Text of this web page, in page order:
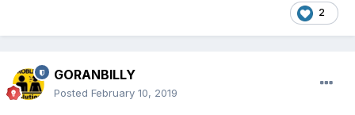
2
GORANBILLY
Posted February 10, 2019